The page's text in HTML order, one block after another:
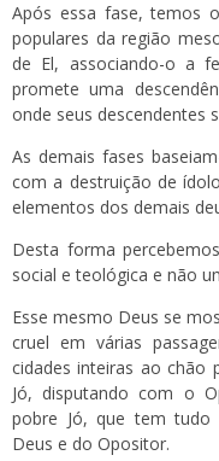
Após essa fase, temos
populares da região
de El, associando-o a
promete uma
onde seus descendentes
As demais fases
com a destruição de
elementos dos demais
Desta forma
social e teológica e não
Esse mesmo Deus se
cruel em várias
cidades inteiras ao chão
Jó, disputando com o
pobre Jó, que tem tudo
Deus e do Opositor.